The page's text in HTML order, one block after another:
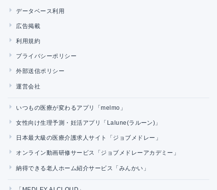
データベース利用
広告掲載
利用規約
プライバシーポリシー
外部送信ポリシー
運営会社
いつもの医療が変わるアプリ「melmo」
女性向け生理予測・妊活アプリ「Lalune(ラルーン)」
日本最大級の医療介護求人サイト「ジョブメドレー」
オンライン動画研修サービス「ジョブメドレーアカデミー」
納得できる老人ホーム紹介サービス「みんかい」